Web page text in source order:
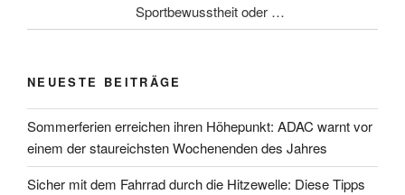
Sportbewusstheit oder …
NEUESTE BEITRÄGE
Sommerferien erreichen ihren Höhepunkt: ADAC warnt vor
einem der staureichsten Wochenenden des Jahres
Sicher mit dem Fahrrad durch die Hitzewelle: Diese Tipps